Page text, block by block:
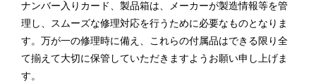
ナンバー入りカード、製品箱は、メーカーが製造情報等を管
理し、スムーズな修理対応を行うために必要なものとなりま
す。万が一の修理時に備え、これらの付属品はできる限り全
て揃えて大切に保管していただきますようお願い申し上げま
す。